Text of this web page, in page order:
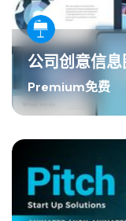
Premium免费